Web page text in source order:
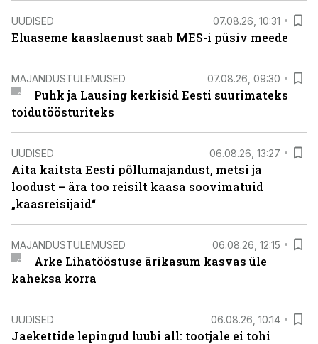
UUDISED 07.08.26, 10:31
Eluaseme kaaslaenust saab MES-i püsiv meede
MAJANDUSTULEMUSED 07.08.26, 09:30
Puhk ja Lausing kerkisid Eesti suurimateks
toidutöösturiteks
UUDISED 06.08.26, 13:27
Aita kaitsta Eesti põllumajandust, metsi ja
loodust – ära too reisilt kaasa soovimatuid
„kaasreisijaid“
MAJANDUSTULEMUSED 06.08.26, 12:15
Arke Lihatööstuse ärikasum kasvas üle
kaheksa korra
UUDISED 06.08.26, 10:14
Jaekettide lepingud luubi all: tootjale ei tohi